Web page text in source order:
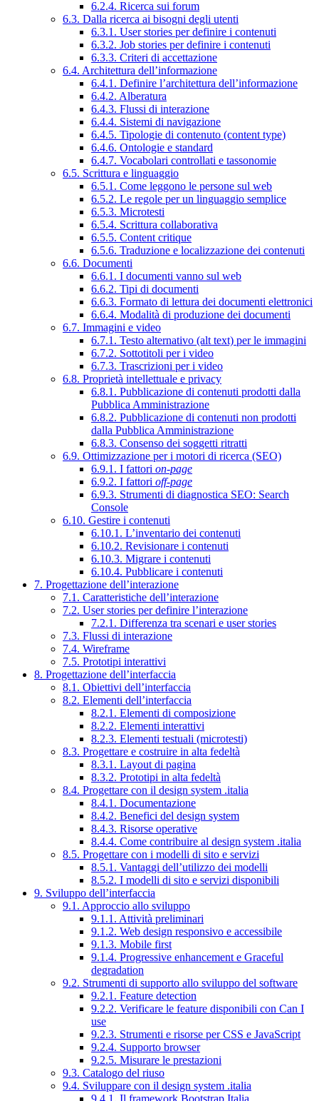
6.2.4. Ricerca sui forum
6.3. Dalla ricerca ai bisogni degli utenti
6.3.1. User stories per definire i contenuti
6.3.2. Job stories per definire i contenuti
6.3.3. Criteri di accettazione
6.4. Architettura dell’informazione
6.4.1. Definire l’architettura dell’informazione
6.4.2. Alberatura
6.4.3. Flussi di interazione
6.4.4. Sistemi di navigazione
6.4.5. Tipologie di contenuto (content type)
6.4.6. Ontologie e standard
6.4.7. Vocabolari controllati e tassonomie
6.5. Scrittura e linguaggio
6.5.1. Come leggono le persone sul web
6.5.2. Le regole per un linguaggio semplice
6.5.3. Microtesti
6.5.4. Scrittura collaborativa
6.5.5. Content critique
6.5.6. Traduzione e localizzazione dei contenuti
6.6. Documenti
6.6.1. I documenti vanno sul web
6.6.2. Tipi di documenti
6.6.3. Formato di lettura dei documenti elettronici
6.6.4. Modalità di produzione dei documenti
6.7. Immagini e video
6.7.1. Testo alternativo (alt text) per le immagini
6.7.2. Sottotitoli per i video
6.7.3. Trascrizioni per i video
6.8. Proprietà intellettuale e privacy
6.8.1. Pubblicazione di contenuti prodotti dalla
Pubblica Amministrazione
6.8.2. Pubblicazione di contenuti non prodotti
dalla Pubblica Amministrazione
6.8.3. Consenso dei soggetti ritratti
6.9. Ottimizzazione per i motori di ricerca (SEO)
6.9.1. I fattori on-page
6.9.2. I fattori off-page
6.9.3. Strumenti di diagnostica SEO: Search
Console
6.10. Gestire i contenuti
6.10.1. L’inventario dei contenuti
6.10.2. Revisionare i contenuti
6.10.3. Migrare i contenuti
6.10.4. Pubblicare i contenuti
7. Progettazione dell’interazione
7.1. Caratteristiche dell’interazione
7.2. User stories per definire l’interazione
7.2.1. Differenza tra scenari e user stories
7.3. Flussi di interazione
7.4. Wireframe
7.5. Prototipi interattivi
8. Progettazione dell’interfaccia
8.1. Obiettivi dell’interfaccia
8.2. Elementi dell’interfaccia
8.2.1. Elementi di composizione
8.2.2. Elementi interattivi
8.2.3. Elementi testuali (microtesti)
8.3. Progettare e costruire in alta fedeltà
8.3.1. Layout di pagina
8.3.2. Prototipi in alta fedeltà
8.4. Progettare con il design system .italia
8.4.1. Documentazione
8.4.2. Benefici del design system
8.4.3. Risorse operative
8.4.4. Come contribuire al design system .italia
8.5. Progettare con i modelli di sito e servizi
8.5.1. Vantaggi dell’utilizzo dei modelli
8.5.2. I modelli di sito e servizi disponibili
9. Sviluppo dell’interfaccia
9.1. Approccio allo sviluppo
9.1.1. Attività preliminari
9.1.2. Web design responsivo e accessibile
9.1.3. Mobile first
9.1.4. Progressive enhancement e Graceful
degradation
9.2. Strumenti di supporto allo sviluppo del software
9.2.1. Feature detection
9.2.2. Verificare le feature disponibili con Can I
use
9.2.3. Strumenti e risorse per CSS e JavaScript
9.2.4. Supporto browser
9.2.5. Misurare le prestazioni
9.3. Catalogo del riuso
9.4. Sviluppare con il design system .italia
9.4.1. Il framework Bootstrap Italia